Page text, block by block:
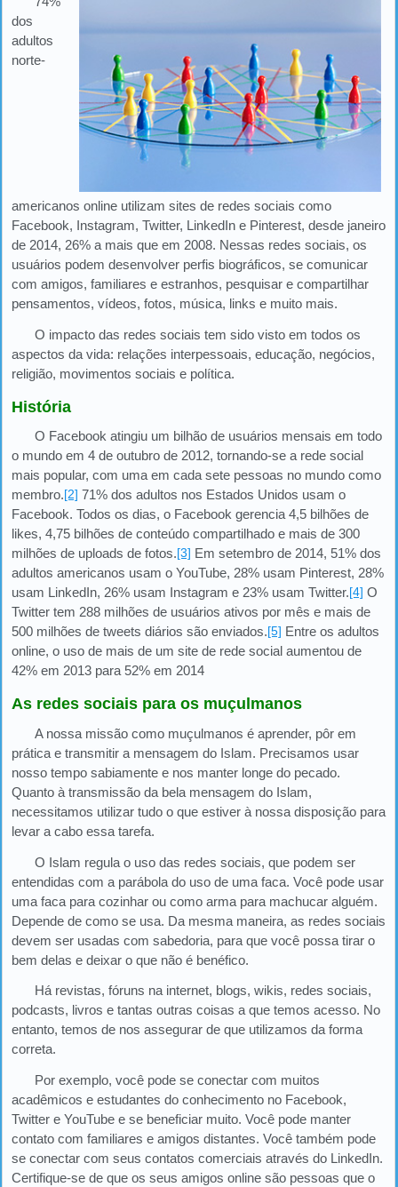
dos
adultos
norte-
americanos online utilizam sites de redes sociais como
Facebook, Instagram, Twitter, LinkedIn e Pinterest, desde janeiro
de 2014, 26% a mais que em 2008. Nessas redes sociais, os
usuários podem desenvolver perfis biográficos, se comunicar
com amigos, familiares e estranhos, pesquisar e compartilhar
pensamentos, vídeos, fotos, música, links e muito mais.
O impacto das redes sociais tem sido visto em todos os
aspectos da vida: relações interpessoais, educação, negócios,
religião, movimentos sociais e política.
História
O Facebook atingiu um bilhão de usuários mensais em todo
o mundo em 4 de outubro de 2012, tornando-se a rede social
mais popular, com uma em cada sete pessoas no mundo como
membro.[2] 71% dos adultos nos Estados Unidos usam o
Facebook. Todos os dias, o Facebook gerencia 4,5 bilhões de
likes, 4,75 bilhões de conteúdo compartilhado e mais de 300
milhões de uploads de fotos.[3] Em setembro de 2014, 51% dos
adultos americanos usam o YouTube, 28% usam Pinterest, 28%
usam LinkedIn, 26% usam Instagram e 23% usam Twitter.[4] O
Twitter tem 288 milhões de usuários ativos por mês e mais de
500 milhões de tweets diários são enviados.[5] Entre os adultos
online, o uso de mais de um site de rede social aumentou de
42% em 2013 para 52% em 2014
As redes sociais para os muçulmanos
A nossa missão como muçulmanos é aprender, pôr em
prática e transmitir a mensagem do Islam. Precisamos usar
nosso tempo sabiamente e nos manter longe do pecado.
Quanto à transmissão da bela mensagem do Islam,
necessitamos utilizar tudo o que estiver à nossa disposição para
levar a cabo essa tarefa.
O Islam regula o uso das redes sociais, que podem ser
entendidas com a parábola do uso de uma faca. Você pode usar
uma faca para cozinhar ou como arma para machucar alguém.
Depende de como se usa. Da mesma maneira, as redes sociais
devem ser usadas com sabedoria, para que você possa tirar o
bem delas e deixar o que não é benéfico.
Há revistas, fóruns na internet, blogs, wikis, redes sociais,
podcasts, livros e tantas outras coisas a que temos acesso. No
entanto, temos de nos assegurar de que utilizamos da forma
correta.
Por exemplo, você pode se conectar com muitos
acadêmicos e estudantes do conhecimento no Facebook,
Twitter e YouTube e se beneficiar muito. Você pode manter
contato com familiares e amigos distantes. Você também pode
se conectar com seus contatos comerciais através do LinkedIn.
Certifique-se de que os seus amigos online são pessoas que o